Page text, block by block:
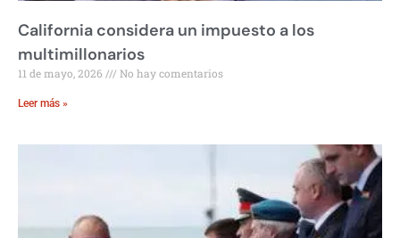
California considera un impuesto a los
multimillonarios
11 de mayo, 2026 No hay comentarios
Leer más »